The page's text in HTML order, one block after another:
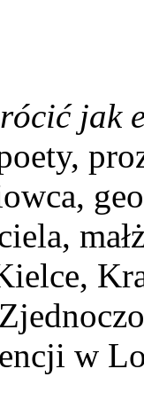
jak
w